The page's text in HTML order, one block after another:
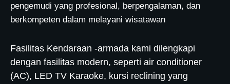
pengemudi yang profesional, berpengalaman, dan
berkompeten dalam melayani wisatawan
Fasilitas Kendaraan -armada kami dilengkapi
dengan fasilitas modern, seperti air conditioner
(AC), LED TV Karaoke, kursi reclining yang